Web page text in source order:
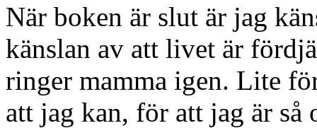
När boken är slut är jag
känslan av att livet är
ringer mamma igen. Lite
att jag kan, för att jag är